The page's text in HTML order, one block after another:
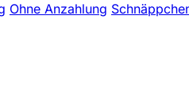
Ohne Anzahlung